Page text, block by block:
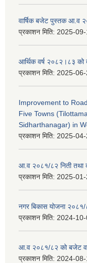
वार्षिक बजेट पुस्तक आ.व
प्रकाशन मिति: 2025-09-
आर्थिक वर्ष २०८२।८३
प्रकाशन मिति: 2025-06-
Improvement to
Five Towns
Sidharthanagar) in
प्रकाशन मिति: 2025-
आ.व २०८१/८२ निती तथा
प्रकाशन मिति: 2025-01-
नगर बिकास योजना
प्रकाशन मिति: 2024-
आ.व २०८१/८२ को बजेट
प्रकाशन मिति: 2024-08-